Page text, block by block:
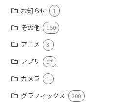
お知らせ 1
その他 150
アニメ 3
アプリ 17
カメラ 1
グラフィックス 200